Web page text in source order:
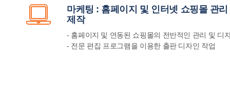
마케팅 : 홈페이지 및 인터넷 쇼핑몰 관
제작
- 홈페이지 및 연동된 쇼핑몰의 전반적인 관리 및 디
- 전문 편집 프로그램을 이용한 출판 디자인 작업